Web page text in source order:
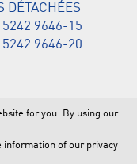
DÉTACHÉES
5242 9646-15
5242 9646-20
| Daimlerstraße 10 |
for you. By using our
information of our privacy